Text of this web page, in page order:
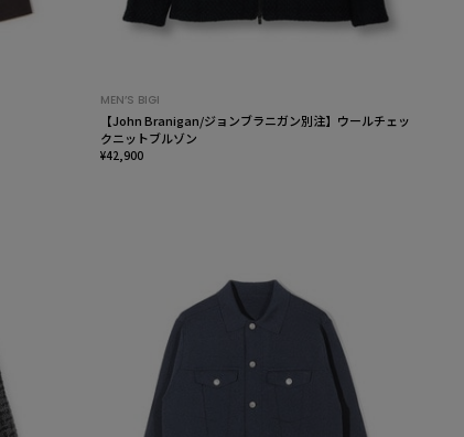
MEN’S BIGI
【John Branigan/ジョンブラニガン別注】ウールチェッ
クニットブルゾン
¥42,900